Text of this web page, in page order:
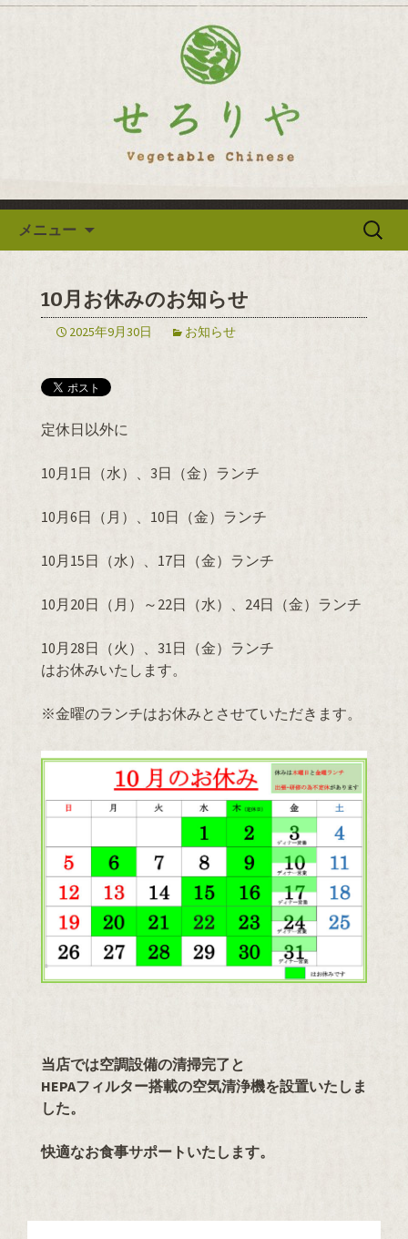
逗子の野菜を使った創作中華
「せろりや」のブログ
逗子の野菜を使った創作中華「せろり
メニュー
検
10月お休みのお知らせ
2025年9月30日 お知らせ
定休日以外に
10月1日（水）、3日（金）ランチ
10月6日（月）、10日（金）ランチ
10月15日（水）、17日（金）ランチ
10月20日（月）～22日（水）、24日（金）ランチ
10月28日（火）、31日（金）ランチ
はお休みいたします。
※金曜のランチはお休みとさせていただきます。
当店では空調設備の清掃完了と
HEPAフィルター搭載の空気清浄機を設置いたしま
した。
快適なお食事サポートいたします。